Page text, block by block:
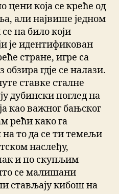
цени која се креће од
али највише једном
на било који
је идентификован
стране, игре са
гдје се налази.
ставке сталне
дубински поглед на
као важног бањског
рећи како га
то да се ти темељи
наслеђу,
и по скупљим
се малишани
стављају кибош на